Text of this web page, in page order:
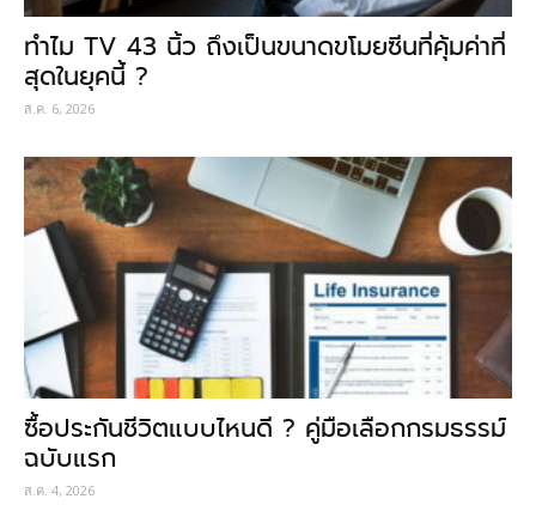
ทำไม TV 43 นิ้ว ถึงเป็นขนาดขโมยซีนที่คุ้มค่าที่
สุดในยุคนี้ ?
ส.ค. 6, 2026
ซื้อประกันชีวิตแบบไหนดี ? คู่มือเลือกกรมธรรม์
ฉบับแรก
ส.ค. 4, 2026